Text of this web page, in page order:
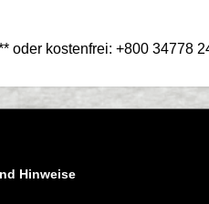
oder kostenfrei: +800 34778
Hinweise